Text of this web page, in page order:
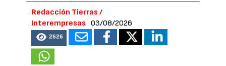
Redacción Tierras /
Interempresas
03/08/2026
2626